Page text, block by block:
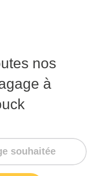
nos
à